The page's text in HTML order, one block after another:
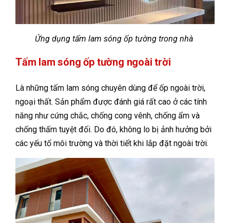
Ứng dụng tấm lam sóng ốp tường trong nhà
Tấm lam sóng ốp tường ngoài trời
Là những tấm lam sóng chuyên dùng để ốp ngoài trời,
ngoại thất. Sản phẩm được đánh giá rất cao ở các tính
năng như cứng chắc, chống cong vênh, chống ẩm và
chống thấm tuyệt đối. Do đó, không lo bị ảnh hưởng bởi
các yếu tố môi trường và thời tiết khi lắp đặt ngoài trời.